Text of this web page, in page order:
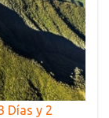
Días y 2